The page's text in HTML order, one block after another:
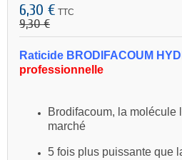
6,30 € TTC
9,30 €
Raticide BRODIFACOUM
professionnelle
Brodifacoum, la molécule
marché
5 fois plus puissante que